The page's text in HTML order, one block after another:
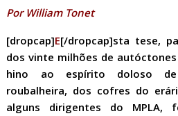
Por William Tonet
[dropcap]E[/dropcap]sta tese,
dos vinte milhões de
hino ao espírito doloso de
roubalheira, dos cofres do
alguns dirigentes do MPLA,